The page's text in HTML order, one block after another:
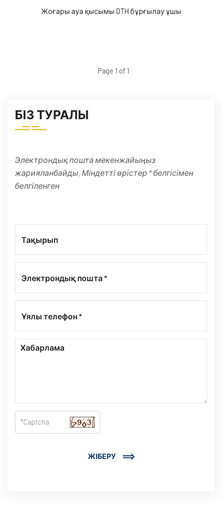
Жоғары ауа қысымы DTH бұрғылау ұшы
Page 1 of 1
БІЗ ТУРАЛЫ
Электрондық пошта мекенжайыңыз
жарияланбайды. Міндетті өрістер * белгісімен
белгіленген
ЖІБЕРУ